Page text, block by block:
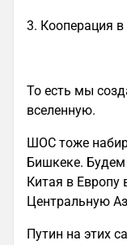
3. Кооперация
То есть мы
вселенную.
ШОС тоже
Бишкеке. Будем
Китая в Европу
Центральную
Путин на этих